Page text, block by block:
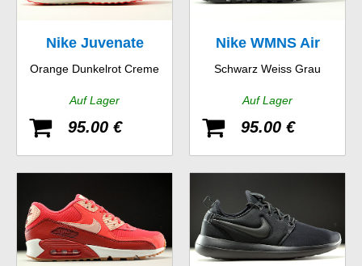
Nike Juvenate
Orange Dunkelrot Creme
Auf Lager
95.00 €
Nike WMNS Air
Pegasus 89
Schwarz Weiss Grau
Auf Lager
95.00 €